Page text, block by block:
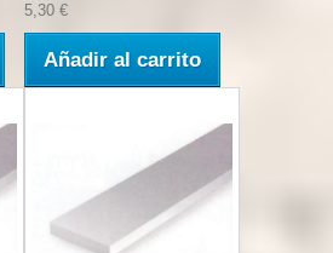
5,30 €
Añadir al carrito